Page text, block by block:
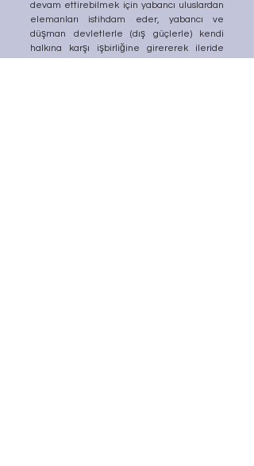
devam ettirebilmek için yabancı uluslardan
elemanları istihdam eder, yabancı ve
düşman devletlerle (dış güçlerle) kendi
halkına karşı işbirliğine girererek ileride